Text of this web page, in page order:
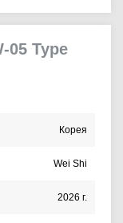
05 Type
Корея
Wei Shi
2026 г.